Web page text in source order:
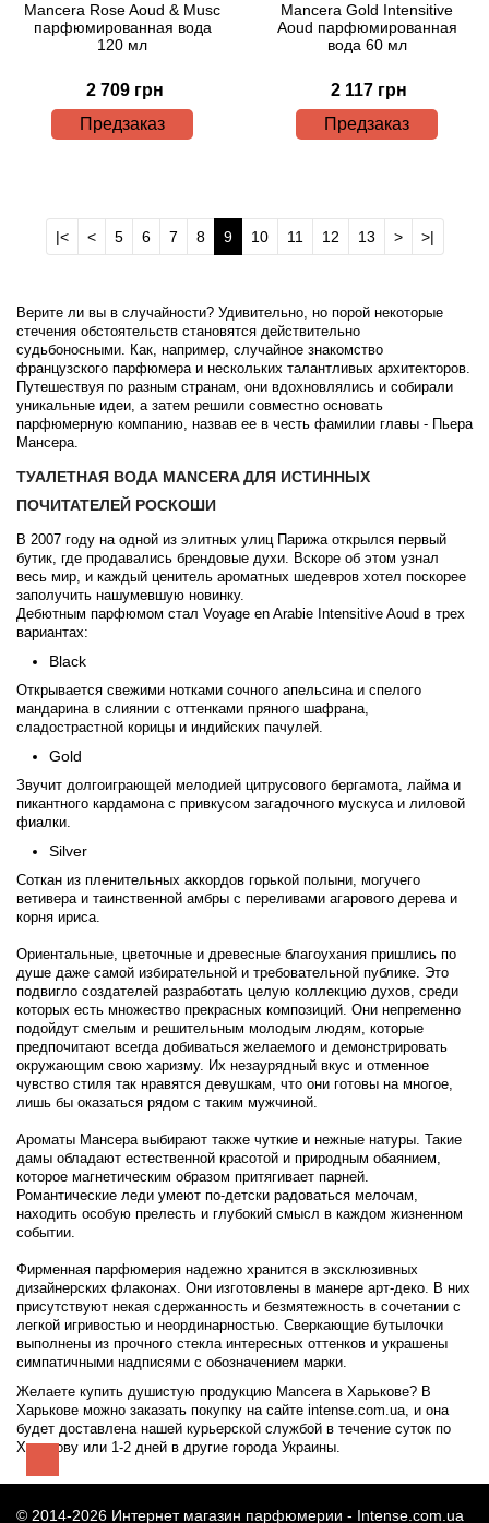
Mancera Rose Aoud & Musc
парфюмированная вода
120 мл
2 709 грн
Предзаказ
Mancera Gold Intensitive
Aoud парфюмированная
вода 60 мл
2 117 грн
Предзаказ
|< < 5 6 7 8 9 10 11 12 13 > >|
Верите ли вы в случайности? Удивительно, но порой некоторые
стечения обстоятельств становятся действительно
судьбоносными. Как, например, случайное знакомство
французского парфюмера и нескольких талантливых архитекторов.
Путешествуя по разным странам, они вдохновлялись и собирали
уникальные идеи, а затем решили совместно основать
парфюмерную компанию, назвав ее в честь фамилии главы - Пьера
Мансера.
ТУАЛЕТНАЯ ВОДА MANCERA ДЛЯ ИСТИННЫХ
ПОЧИТАТЕЛЕЙ РОСКОШИ
В 2007 году на одной из элитных улиц Парижа открылся первый
бутик, где продавались брендовые духи. Вскоре об этом узнал
весь мир, и каждый ценитель ароматных шедевров хотел поскорее
заполучить нашумевшую новинку.
Дебютным парфюмом стал Voyage en Arabie Intensitive Aoud в трех
вариантах:
Black
Открывается свежими нотками сочного апельсина и спелого
мандарина в слиянии с оттенками пряного шафрана,
сладострастной корицы и индийских пачулей.
Gold
Звучит долгоиграющей мелодией цитрусового бергамота, лайма и
пикантного кардамона с привкусом загадочного мускуса и лиловой
фиалки.
Silver
Соткан из пленительных аккордов горькой полыни, могучего
ветивера и таинственной амбры с переливами агарового дерева и
корня ириса.
Ориентальные, цветочные и древесные благоухания пришлись по
душе даже самой избирательной и требовательной публике. Это
подвигло создателей разработать целую коллекцию духов, среди
которых есть множество прекрасных композиций. Они непременно
подойдут смелым и решительным молодым людям, которые
предпочитают всегда добиваться желаемого и демонстрировать
окружающим свою харизму. Их незаурядный вкус и отменное
чувство стиля так нравятся девушкам, что они готовы на многое,
лишь бы оказаться рядом с таким мужчиной.
Ароматы Мансера выбирают также чуткие и нежные натуры. Такие
дамы обладают естественной красотой и природным обаянием,
которое магнетическим образом притягивает парней.
Романтические леди умеют по-детски радоваться мелочам,
находить особую прелесть и глубокий смысл в каждом жизненном
событии.
Фирменная парфюмерия надежно хранится в эксклюзивных
дизайнерских флаконах. Они изготовлены в манере арт-деко. В них
присутствуют некая сдержанность и безмятежность в сочетании с
легкой игривостью и неординарностью. Сверкающие бутылочки
выполнены из прочного стекла интересных оттенков и украшены
симпатичными надписями с обозначением марки.
Желаете купить душистую продукцию Mancera в Харькове? В
Харькове можно заказать покупку на сайте intense.com.ua, и она
будет доставлена нашей курьерской службой в течение суток по
Харькову или 1-2 дней в другие города Украины.
© 2014-2026 Интернет магазин парфюмерии - Intense.com.ua